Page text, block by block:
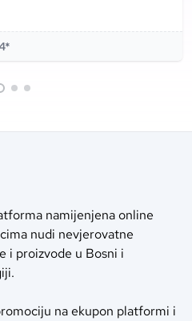
namijenjena online
nudi nevjerovatne
i proizvode u Bosni i
na ekupon platformi i